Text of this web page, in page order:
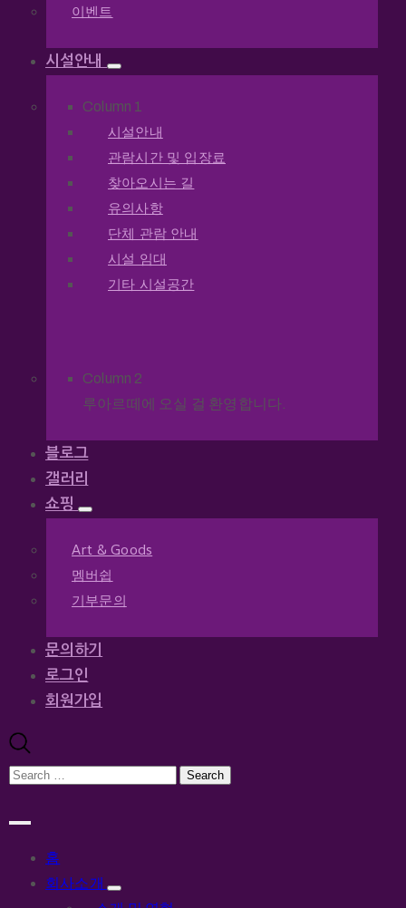
이벤트
시설안내
Column 1
시설안내
관람시간 및 입장료
찾아오시는 길
유의사항
단체 관람 안내
시설 임대
기타 시설공간
Column 2
루아르떼에 오실 걸 환영합니다.
블로그
갤러리
쇼핑
Art & Goods
멤버쉽
기부문의
문의하기
로그인
회원가입
홈
회사소개